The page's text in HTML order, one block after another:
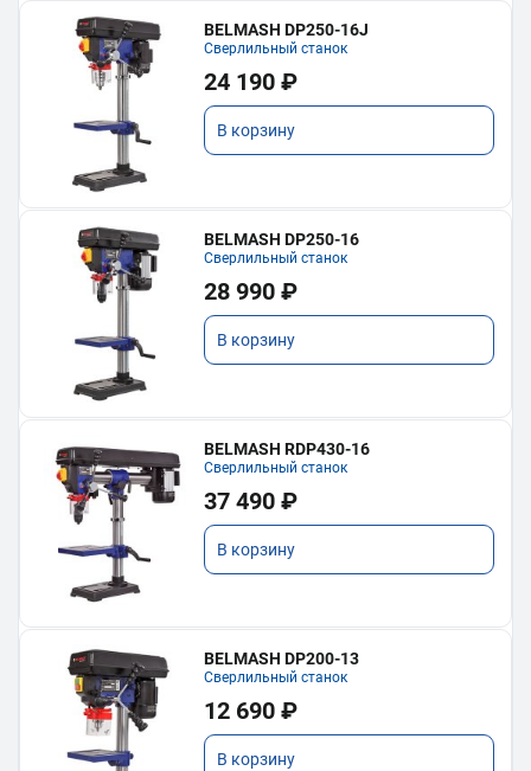
BELMASH DP250-16J
Сверлильный станок
24 190 ₽
В корзину
BELMASH DP250-16
Сверлильный станок
28 990 ₽
В корзину
BELMASH RDP430-16
Сверлильный станок
37 490 ₽
В корзину
BELMASH DP200-13
Сверлильный станок
12 690 ₽
В корзину